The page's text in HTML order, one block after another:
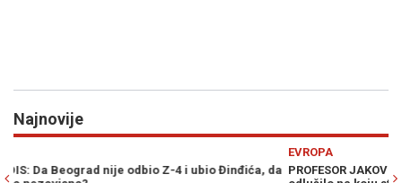
Najnovije
PROFESOR JAKOVINA O POSJETI ZELENSKOG SRBIJI: "Još se nije